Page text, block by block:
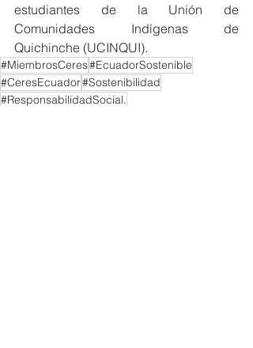
estudiantes de la Unión de
Comunidades Indígenas de
Quichinche (UCINQUI).
#MiembrosCeres#EcuadorSostenible
#CeresEcuador#Sostenibilidad
#ResponsabilidadSocial.